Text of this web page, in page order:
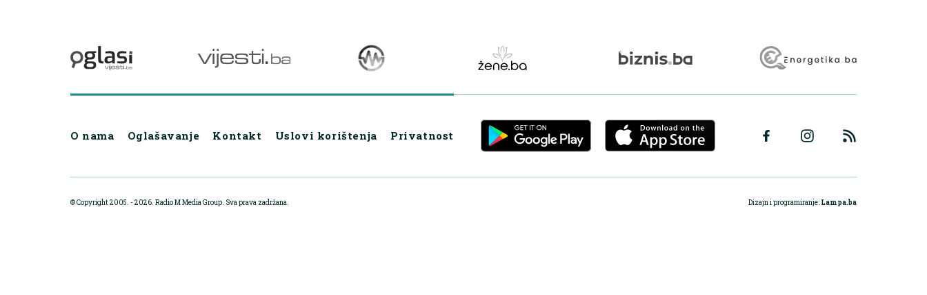
O nama Oglašavanje Kontakt Uslovi korištenja Privatnost
© Copyright 2005. - 2026. Radio M Media Group. Sva prava zadržana. Dizajn i programiranje: Lampa.ba